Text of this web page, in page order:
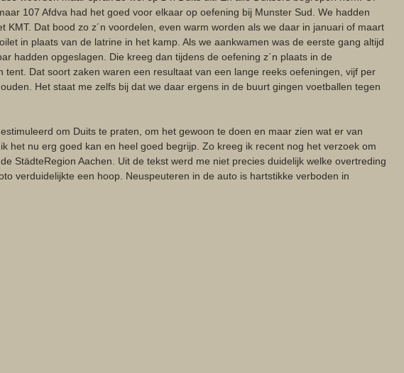
107 Afdva had het goed voor elkaar op oefening bij Munster Sud. We hadden
KMT. Dat bood zo z´n voordelen, even warm worden als we daar in januari of maart
in plaats van de latrine in het kamp. Als we aankwamen was de eerste gang altijd
hadden opgeslagen. Die kreeg dan tijdens de oefening z´n plaats in de
tent. Dat soort zaken waren een resultaat van een lange reeks oefeningen, vijf per
Het staat me zelfs bij dat we daar ergens in de buurt gingen voetballen tegen
om Duits te praten, om het gewoon te doen en maar zien wat er van
het nu erg goed kan en heel goed begrijp. Zo kreeg ik recent nog het verzoek om
StädteRegion Aachen. Uit de tekst werd me niet precies duidelijk welke overtreding
verduidelijkte een hoop. Neuspeuteren in de auto is hartstikke verboden in